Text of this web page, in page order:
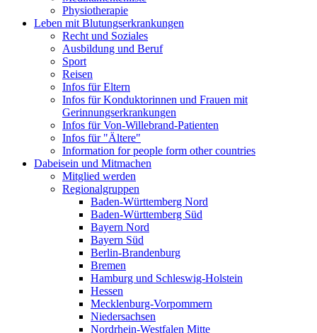
Physiotherapie
Leben mit Blutungserkrankungen
Recht und Soziales
Ausbildung und Beruf
Sport
Reisen
Infos für Eltern
Infos für Konduktorinnen und Frauen mit
Gerinnungserkrankungen
Infos für Von-Willebrand-Patienten
Infos für "Ältere"
Information for people form other countries
Dabeisein und Mitmachen
Mitglied werden
Regionalgruppen
Baden-Württemberg Nord
Baden-Württemberg Süd
Bayern Nord
Bayern Süd
Berlin-Brandenburg
Bremen
Hamburg und Schleswig-Holstein
Hessen
Mecklenburg-Vorpommern
Niedersachsen
Nordrhein-Westfalen Mitte